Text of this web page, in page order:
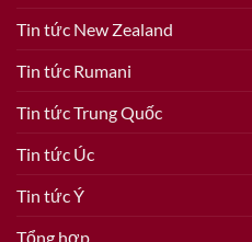
Tin tức New Zealand
Tin tức Rumani
Tin tức Trung Quốc
Tin tức Úc
Tin tức Ý
Tổng hợp